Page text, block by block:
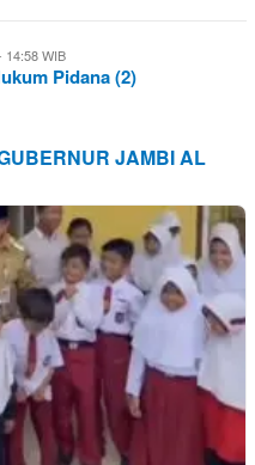
14:58 WIB
Pidana (2)
JAMBI AL